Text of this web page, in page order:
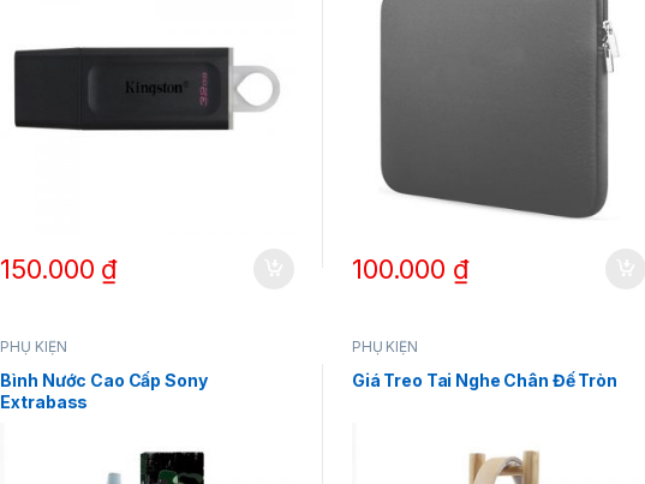
150.000 ₫ 100.000 ₫
PHỤ KIỆN
Bình Nước Cao Cấp Sony
Extrabass
PHỤ KIỆN
Giá Treo Tai Nghe Chân Đế Tròn